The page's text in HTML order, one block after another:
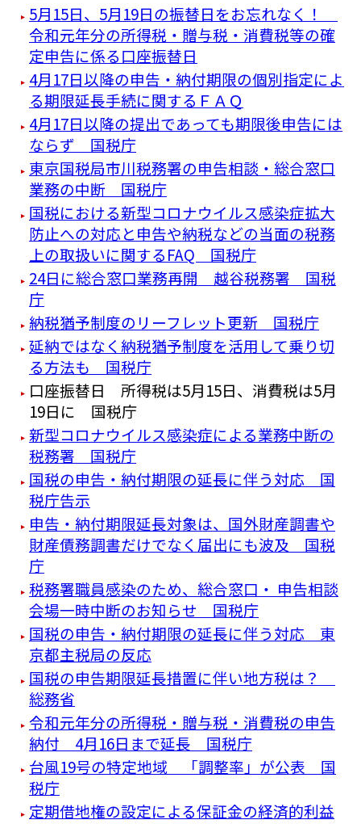
5月15日、5月19日の振替日をお忘れなく！
令和元年分の所得税・贈与税・消費税等の確
定申告に係る口座振替日
4月17日以降の申告・納付期限の個別指定によ
る期限延長手続に関するＦＡＱ
4月17日以降の提出であっても期限後申告には
ならず 国税庁
東京国税局市川税務署の申告相談・総合窓口
業務の中断 国税庁
国税における新型コロナウイルス感染症拡大
防止への対応と申告や納税などの当面の税務
上の取扱いに関するFAQ 国税庁
24日に総合窓口業務再開 越谷税務署 国税
庁
納税猶予制度のリーフレット更新 国税庁
延納ではなく納税猶予制度を活用して乗り切
る方法も 国税庁
口座振替日 所得税は5月15日、消費税は5月
19日に 国税庁
新型コロナウイルス感染症による業務中断の
税務署 国税庁
国税の申告・納付期限の延長に伴う対応 国
税庁告示
申告・納付期限延長対象は、国外財産調書や
財産債務調書だけでなく届出にも波及 国税
庁
税務署職員感染のため、総合窓口・ 申告相談
会場一時中断のお知らせ 国税庁
国税の申告・納付期限の延長に伴う対応 東
京都主税局の反応
国税の申告期限延長措置に伴い地方税は？
総務省
令和元年分の所得税・贈与税・消費税の申告
納付 4月16日まで延長 国税庁
台風19号の特定地域 「調整率」が公表 国
税庁
定期借地権の設定による保証金の経済的利益